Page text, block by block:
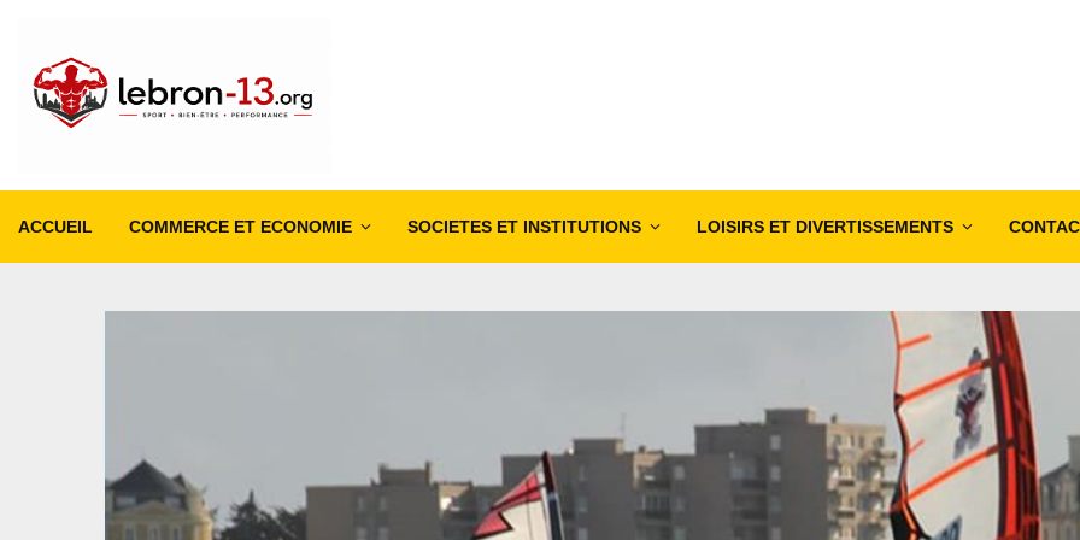
ACCUEIL COMMERCE ET ECONOMIE SOCIETES ET INSTITUTIONS LOISIRS ET DIVERTISSEMENTS